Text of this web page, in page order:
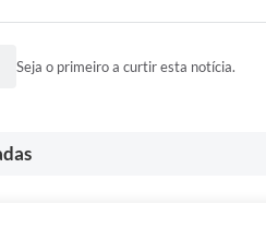
Seja o primeiro a curtir esta notícia.